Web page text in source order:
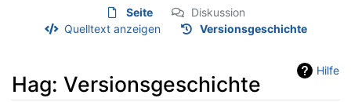
Seite
Diskussion
Quelltext anzeigen
Versionsgeschichte
Hilfe
Hag: Versionsgeschichte